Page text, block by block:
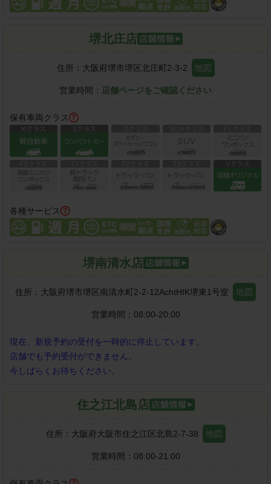
堺北庄店
住所： 大阪府堺市堺区北庄町2-3-2 地図
営業時間： 店舗ページをご確認ください
保有車両クラス
各種サービス
堺南清水店
住所： 大阪府堺市堺区南清水町2-2-12AchtHIK堺東1号室 地図
営業時間： 08:00-20:00
現在、新規予約の受付を一時的に停止しています。
店舗でも予約受付ができません。
今しばらくお待ちください。
住之江北島店
住所： 大阪府大阪市住之江区北島2-7-38 地図
営業時間： 08:00-21:00